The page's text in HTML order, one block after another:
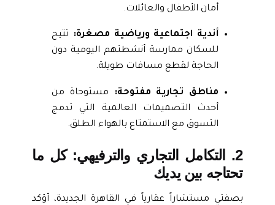
أمان الأطفال والعائلات.
أندية اجتماعية ورياضية مصغرة:تتيح
للسكان ممارسة أنشطتهم اليومية دون
الحاجة لقطع مسافات طويلة.
مناطق تجارية مفتوحة:مستوحاة من
أحدث التصميمات العالمية التي تدمج
التسوق مع الاستمتاع بالهواء الطلق.
2. التكامل التجاري والترفيهي: كل ما
تحتاجه بين يديك
بصفتي مستشاراً عقارياً في القاهرة الجديدة، أؤكد